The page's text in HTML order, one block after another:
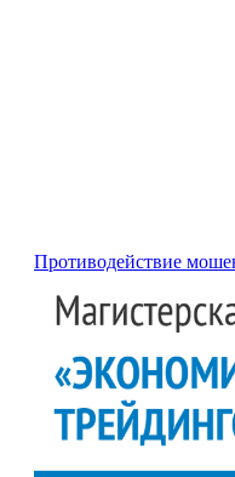
Противодействие